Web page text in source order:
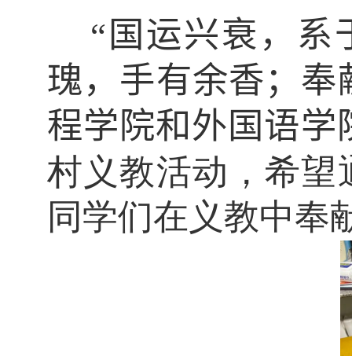
“国运兴衰，系
瑰，手有余香；
程学院和外国语学
村义教活动，希望
同学们在义教中奉